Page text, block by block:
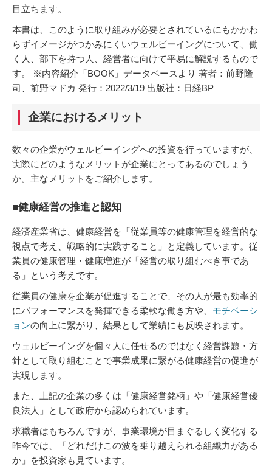
目立ちます。
本書は、このように取り組みが必要とされているにもかかわ
らずイメージがつかみにくいウェルビーイングについて、働
く人、部下を持つ人、経営者に向けて平易に解説するもので
す。 ※内容紹介「BOOK」データベースより 著者：前野隆
司、前野マドカ 発行：2022/3/19 出版社：日経BP​​​​​​​
企業におけるメリット
数々の企業がウェルビーイングへの投資を行っていますが、
実際にどのようなメリットが企業にとってあるのでしょう
か。主なメリットをご紹介します。
■健康経営の推進と認知
経済産業省は、健康経営を「従業員等の健康管理を経営的な
視点で考え、戦略的に実践すること」と定義しています。従
業員の健康管理・健康増進が「経営の取り組むべき事であ
る」という考えです。
従業員の健康を企業が促進することで、その人が最も効率的
にパフォーマンスを発揮できる柔軟な働き方や、 モチベーシ
ョンの向上に繋がり、結果として業績にも反映されます。
ウェルビーイングを個々人に任せるのではなく経営課題・方
針として取り組むことで事業成果に繋がる健康経営の促進が
実現します。
また、上記の企業の多くは「健康経営銘柄」や「健康経営優
良法人」として政府から認められています。
求職者はもちろんですが、事業環境が目まぐるしく変化する
昨今では、「どれだけこの波を乗り越えられる組織力がある
か」を投資家も見ています。